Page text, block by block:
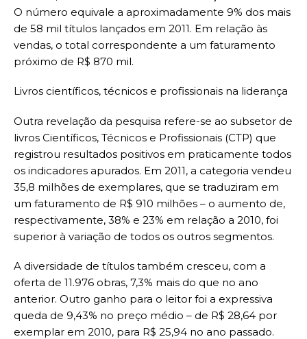
O número equivale a aproximadamente 9% dos mais
de 58 mil títulos lançados em 2011. Em relação às
vendas, o total correspondente a um faturamento
próximo de R$ 870 mil.
Livros científicos, técnicos e profissionais na liderança
Outra revelação da pesquisa refere-se ao subsetor de
livros Científicos, Técnicos e Profissionais (CTP) que
registrou resultados positivos em praticamente todos
os indicadores apurados. Em 2011, a categoria vendeu
35,8 milhões de exemplares, que se traduziram em
um faturamento de R$ 910 milhões – o aumento de,
respectivamente, 38% e 23% em relação a 2010, foi
superior à variação de todos os outros segmentos.
A diversidade de títulos também cresceu, com a
oferta de 11.976 obras, 7,3% mais do que no ano
anterior. Outro ganho para o leitor foi a expressiva
queda de 9,43% no preço médio – de R$ 28,64 por
exemplar em 2010, para R$ 25,94 no ano passado.